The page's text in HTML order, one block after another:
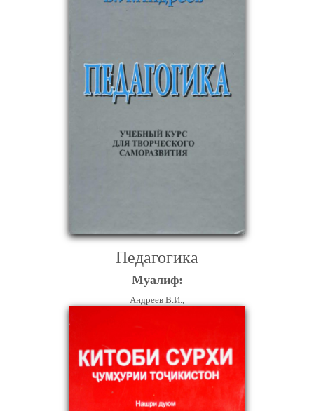
Педагогика
Муалиф:
Андреев В.И.,